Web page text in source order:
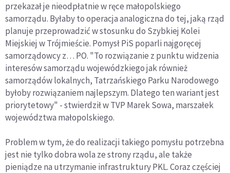
przekazał je nieodpłatnie w ręce małopolskiego
samorządu. Byłaby to operacja analogiczna do tej, jaką rząd
planuje przeprowadzić w stosunku do Szybkiej Kolei
Miejskiej w Trójmieście. Pomysł PiS poparli najgoręcej
samorządowcy z… PO. "To rozwiązanie z punktu widzenia
interesów samorządu wojewódzkiego jak również
samorządów lokalnych, Tatrzańskiego Parku Narodowego
byłoby rozwiązaniem najlepszym. Dlatego ten wariant jest
priorytetowy" - stwierdził w TVP Marek Sowa, marszałek
województwa małopolskiego.
Problem w tym, że do realizacji takiego pomysłu potrzebna
jest nie tylko dobra wola ze strony rządu, ale także
pieniądze na utrzymanie infrastruktury PKL. Coraz częściej